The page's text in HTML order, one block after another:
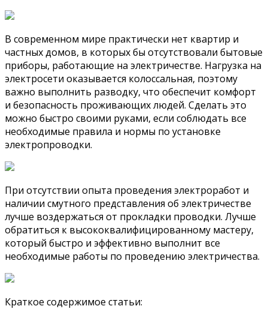
В современном мире практически нет квартир и
частных домов, в которых бы отсутствовали бытовые
приборы, работающие на электричестве. Нагрузка на
электросети оказывается колоссальная, поэтому
важно выполнить разводку, что обеспечит комфорт
и безопасность проживающих людей. Сделать это
можно быстро своими руками, если соблюдать все
необходимые правила и нормы по установке
электропроводки.
При отсутствии опыта проведения электроработ и
наличии смутного представления об электричестве
лучше воздержаться от прокладки проводки. Лучше
обратиться к высококвалифицированному мастеру,
который быстро и эффективно выполнит все
необходимые работы по проведению электричества.
Краткое содержимое статьи: